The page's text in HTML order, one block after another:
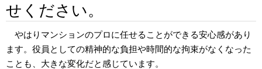
せください。
やはりマンションのプロに任せることができる安心感があり
ます。役員としての精神的な負担や時間的な拘束がなくなった
ことも、大きな変化だと感じています。